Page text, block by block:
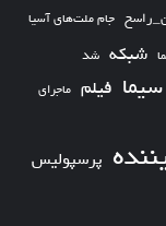
جام ملت‌های آسیا
شبکه شد
فیلم ماجرای
پرسپولیس